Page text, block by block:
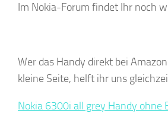
Im Nokia-Forum findet Ihr noch
Wer das Handy direkt bei
kleine Seite, helft ihr uns
Nokia 6300i all grey Handy ohne